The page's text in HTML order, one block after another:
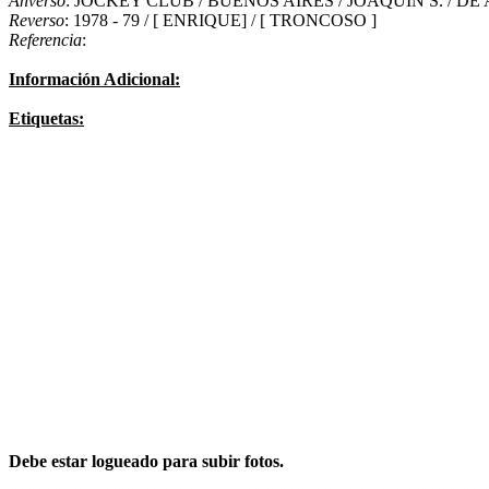
Reverso: 1978 - 79 / [ ENRIQUE] / [ TRONCOSO ]
Referencia:
Información Adicional:
Etiquetas:
Debe estar logueado para subir fotos.